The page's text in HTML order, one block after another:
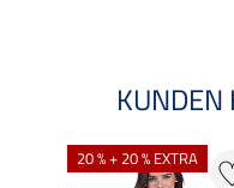
KUNDEN
20 % + 20 % EXTRA